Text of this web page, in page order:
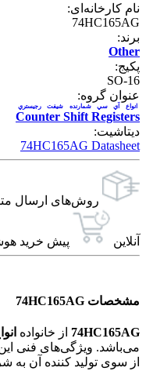
نام کارخانه‌ای:
74HC165AG
برند:
Other
پکیج:
SO-16
عنوان گروه:
Counter Shift Registers
انواع آي سي شمارنده شیفت رجیستري
دیتاشیت:
74HC165AG Datasheet
روش‌های ارسال‌
آنلاین پیش خرید
مشخصات 74HC165AG
74HC165AG از خانواده
می‌باشد. ویژگی‌های فنی
از سوی تولید کننده آن به